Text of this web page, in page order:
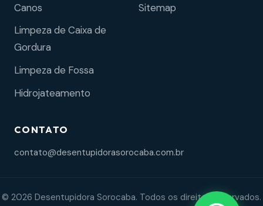
Canos
Limpeza de Caixa de
Gordura
Limpeza de Fossa
Hidrojateamento
Sitemap
CONTATO
contato@desentupidorasorocaba.com.br
© 2026 Desentupidora Sorocaba. Todos os direitos reservados.